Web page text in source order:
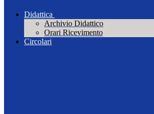
Didattica
Archivio Didattico
Orari Ricevimento
Circolari